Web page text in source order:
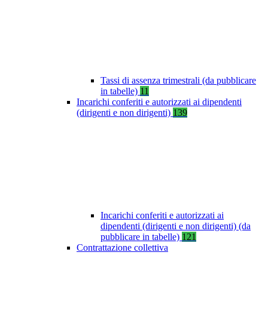
Tassi di assenza trimestrali (da pubblicare
in tabelle) 11
Incarichi conferiti e autorizzati ai dipendenti
(dirigenti e non dirigenti) 139
Incarichi conferiti e autorizzati ai
dipendenti (dirigenti e non dirigenti) (da
pubblicare in tabelle) 121
Contrattazione collettiva